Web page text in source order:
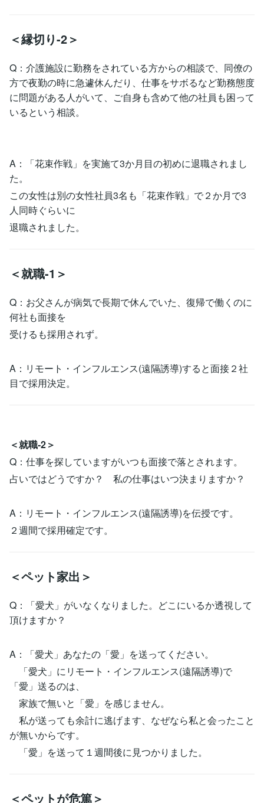
＜縁切り-2＞
Q：介護施設に勤務をされている方からの相談で、同僚の
方で夜勤の時に急遽休んだり、仕事をサボるなど勤務態度
に問題がある人がいて、ご自身も含めて他の社員も困って
いるという相談。
A：「花束作戦」を実施て3か月目の初めに退職されまし
た。
この女性は別の女性社員3名も「花束作戦」で２か月で3
人同時ぐらいに
退職されました。
＜就職-1＞
Q：お父さんが病気で長期で休んでいた、復帰で働くのに
何社も面接を
受けるも採用されず。
A：リモート・インフルエンス(遠隔誘導)すると面接２社
目で採用決定。
＜就職-2＞
Q：仕事を探していますがいつも面接で落とされます。
占いではどうですか？ 私の仕事はいつ決まりますか？
A：リモート・インフルエンス(遠隔誘導)を伝授です。
２週間で採用確定です。
＜ペット家出＞
Q：「愛犬」がいなくなりました。どこにいるか透視して
頂けますか？
A：「愛犬」あなたの「愛」を送ってください。
「愛犬」にリモート・インフルエンス(遠隔誘導)で
「愛」送るのは、
家族で無いと「愛」を感じません。
私が送っても余計に逃げます、なぜなら私と会ったこと
が無いからです。
「愛」を送って１週間後に見つかりました。
＜ペットが危篤＞